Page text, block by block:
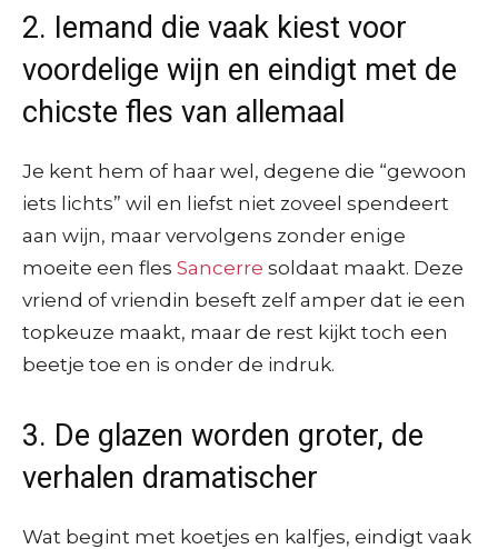
2. Iemand die vaak kiest voor
voordelige wijn en eindigt met de
chicste fles van allemaal
Je kent hem of haar wel, degene die “gewoon
iets lichts” wil en liefst niet zoveel spendeert
aan wijn, maar vervolgens zonder enige
moeite een fles Sancerre soldaat maakt. Deze
vriend of vriendin beseft zelf amper dat ie een
topkeuze maakt, maar de rest kijkt toch een
beetje toe en is onder de indruk.
3. De glazen worden groter, de
verhalen dramatischer
Wat begint met koetjes en kalfjes, eindigt vaak